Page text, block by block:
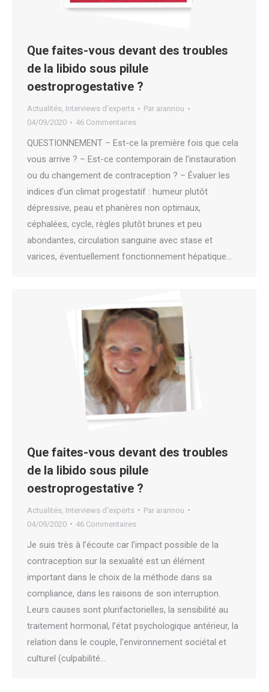
Que faites-vous devant des troubles
de la libido sous pilule
oestroprogestative ?
Actualités, Interviews d'experts Par arannou
04/09/2020
46 Commentaires
QUESTIONNEMENT – Est-ce la première fois que cela
vous arrive ? – Est-ce contemporain de l’instauration
ou du changement de contraception ? – Évaluer les
indices d’un climat progestatif : humeur plutôt
dépressive, peau et phanères non optimaux,
céphalées, cycle, règles plutôt brunes et peu
abondantes, circulation sanguine avec stase et
varices, éventuellement fonctionnement hépatique…
Que faites-vous devant des troubles
de la libido sous pilule
oestroprogestative ?
Actualités Interviews d'experts Par arannou
04/09/2020
46 Commentaires
Je suis très à l’écoute car l’impact possible de la
contraception sur la sexualité est un élément
important dans le choix de la méthode dans sa
compliance, dans les raisons de son interruption.
Leurs causes sont plurifactorielles, la sensibilité au
traitement hormonal, l’état psychologique antérieur, la
relation dans le couple, l’environnement sociétal et
culturel (culpabilité…